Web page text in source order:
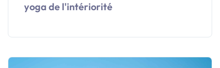
yoga de l'intériorité